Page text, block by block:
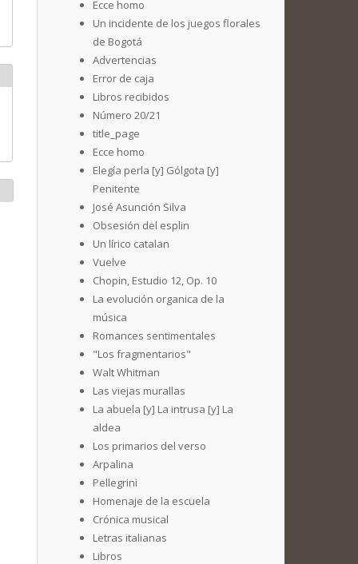
Ecce homo
Un incidente de los juegos florales
de Bogotá
Advertencias
Error de caja
Libros recibidos
Número 20/21
title_page
Ecce homo
Elegía perla [y] Gólgota [y]
Penitente
José Asunción Silva
Obsesión del esplin
Un lírico catalan
Vuelve
Chopin, Estudio 12, Op. 10
La evolución organica de la
música
Romances sentimentales
"Los fragmentarios"
Walt Whitman
Las viejas murallas
La abuela [y] La intrusa [y] La
aldea
Los primarios del verso
Arpalina
Pellegrini
Homenaje de la escuela
Crónica musical
Letras italianas
Libros